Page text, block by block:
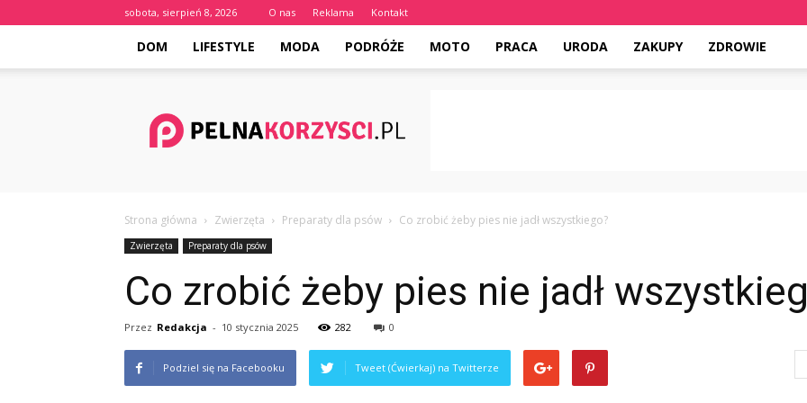
sobota, sierpień 8, 2026 O nas Reklama Kontakt
DOM LIFESTYLE MODA PODRÓŻE MOTO PRACA URODA ZAKUPY ZDROWIE
Strona główna Zwierzęta Preparaty dla psów Co zrobić żeby pies nie jadł wszystkiego?
Zwierzęta Preparaty dla psów
Co zrobić żeby pies nie jadł
Przez Redakcja - 10 stycznia 2025 282 0
Podziel się na Facebooku Tweet (Ćwierkaj) na Twitterze